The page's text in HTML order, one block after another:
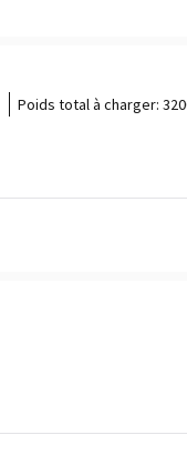
Poids total à charger: